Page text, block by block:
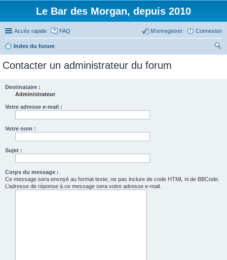
Le Bar des Morgan, depuis 2010
Accès rapide FAQ Connexion
M’enregistrer
Index du forum
Contacter un administrateur du forum
Destinataire :
Administrateur
Votre adresse e-mail :
Votre nom :
Sujet :
Corps du message :
Ce message sera envoyé au format texte, ne pas inclure de code HTML ni de BBCode.
L’adresse de réponse à ce message sera votre adresse e-mail.